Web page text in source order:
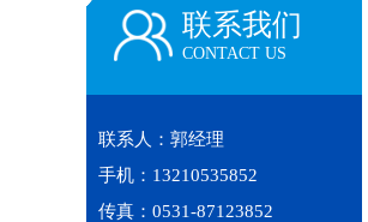
联系我们
CONTACT US
联系人：郭经理
手机：13210535852
传真：0531-87123852